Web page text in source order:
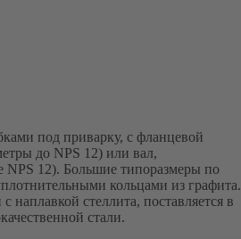
под приварку, с фланцевой
до NPS 12) или вал,
NPS 12). Большие типоразмеры по
кольцами из графита.
стеллита, поставляется в
стали.